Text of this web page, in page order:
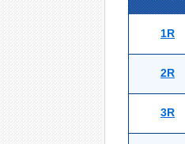
1R
2R
3R